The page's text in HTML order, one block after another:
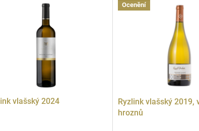
vlašský 2024
Ocenění
Ryzlink vlašský 2019,
hroznů